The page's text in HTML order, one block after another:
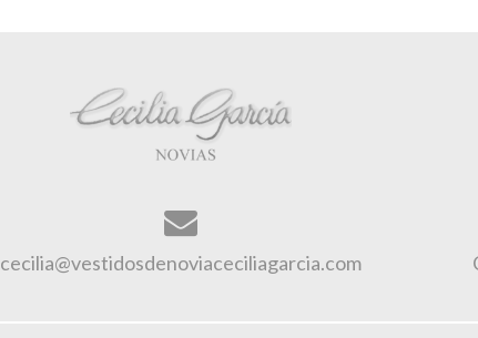
cecilia@vestidosdenoviaceciliagarcia.com